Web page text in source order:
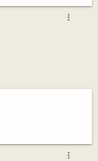
more_vert
more_vert